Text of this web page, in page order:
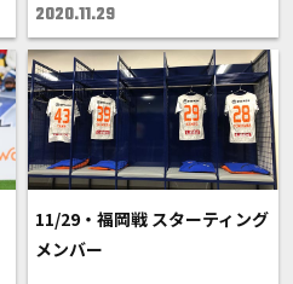
2020.11.29
11/29・福岡戦 スターティング
メンバー